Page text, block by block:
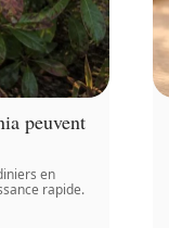
peuvent
en
rapide.